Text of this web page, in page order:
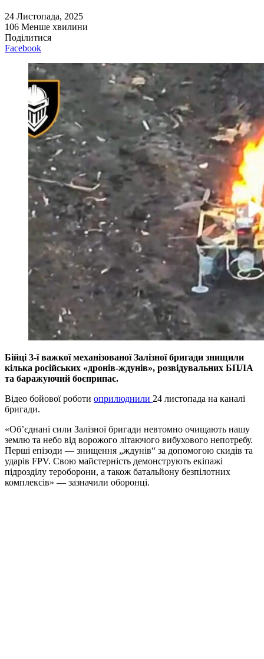
24 Листопада, 2025
106 Менше хвилини
Поділитися
Facebook
Бійці 3-ї важкої механізованої Залізної бригади знищили
кілька російських «дронів-ждунів», розвідувальних БПЛА
та баражуючий боєприпас.
Відео бойової роботи оприлюднили 24 листопада на каналі
бригади.
«Об’єднані сили Залізної бригади невтомно очищають нашу
землю та небо від ворожого літаючого вибухового непотребу.
Перші епізоди — знищення „ждунів“ за допомогою скидів та
ударів FPV. Свою майстерність демонструють екіпажі
підрозділу тероборони, а також батальйону безпілотних
комплексів» — зазначили оборонці.